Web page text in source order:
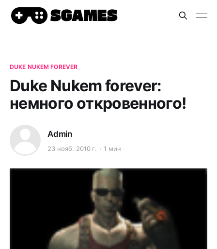
DUKE NUKEM FOREVER
Duke Nukem forever:
немного откровенного!
Admin
23 нояб. 2010 г. 1 мин